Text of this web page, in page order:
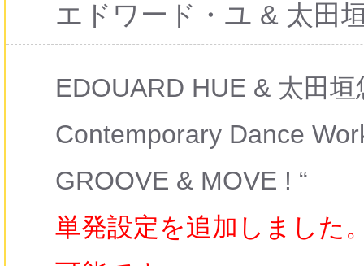
エドワード・ユ & 太田
EDOUARD HUE & 太田垣
Contemporary Dance
GROOVE & MOVE ! “
単発設定を追加しました